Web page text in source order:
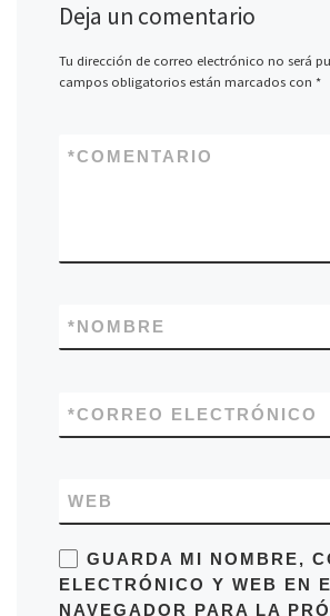
Deja un comentario
Tu dirección de correo electrónico no será
campos obligatorios están marcados con *
COMENTARIO
*
NOMBRE
*
CORREO ELECTRÓNICO
*
WEB
GUARDA MI NOMBRE,
ELECTRÓNICO Y WEB EN
NAVEGADOR PARA LA